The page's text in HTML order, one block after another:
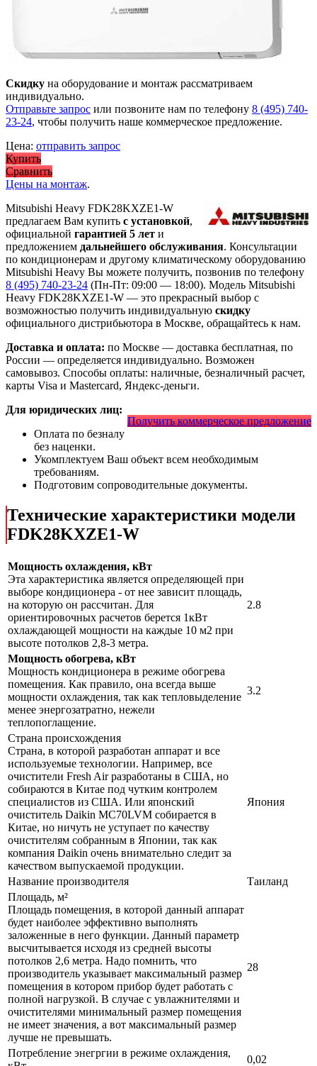
Скидку на оборудование и монтаж рассматриваем
индивидуально.
Отправьте запрос или позвоните нам по телефону 8 (495) 740-
23-24, чтобы получить наше коммерческое предложение.
Цена: отправить запрос
Купить
Сравнить
Цены на монтаж.
Mitsubishi Heavy FDK28KXZE1-W
предлагаем Вам купить с установкой,
официальной гарантией 5 лет и
предложением дальнейшего обслуживания. Консультации
по кондиционерам и другому климатическому оборудованию
Mitsubishi Heavy Вы можете получить, позвонив по телефону
8 (495) 740-23-24 (Пн-Пт: 09:00 — 18:00). Модель Mitsubishi
Heavy FDK28KXZE1-W — это прекрасный выбор с
возможностью получить индивидуальную скидку
официального дистрибьютора в Москве, обращайтесь к нам.
Доставка и оплата: по Москве — доставка бесплатная, по
России — определяется индивидуально. Возможен
самовывоз. Способы оплаты: наличные, безналичный расчет,
карты Visa и Mastercard, Яндекс-деньги.
Получить коммерческое предложение
Для юридических лиц:
Оплата по безналу
без наценки.
Укомплектуем Ваш объект всем необходимым
требованиям.
Подготовим сопроводительные документы.
Технические характеристики модели
FDK28KXZE1-W
Мощность охлаждения, кВт
Эта характеристика является определяющей при
выборе кондиционера - от нее зависит площадь,
на которую он рассчитан. Для
ориентировочных расчетов берется 1кВт
охлаждающей мощности на каждые 10 м2 при
высоте потолков 2,8-3 метра.
2.8
Мощность обогрева, кВт
Мощность кондиционера в режиме обогрева
помещения. Как правило, она всегда выше
мощности охлаждения, так как тепловыделение
менее энергозатратно, нежели
теплопоглащение.
3.2
Страна происхождения
Страна, в которой разработан аппарат и все
используемые технологии. Например, все
очистители Fresh Air разработаны в США, но
собираются в Китае под чутким контролем
специалистов из США. Или японский
очиститель Daikin MC70LVM собирается в
Китае, но ничуть не уступает по качеству
очистителям собранным в Японии, так как
компания Daikin очень внимательно следит за
качеством выпускаемой продукции.
Япония
Название производителя
Таиланд
Площадь, м²
Площадь помещения, в которой данный аппарат
будет наиболее эффективно выполнять
заложенные в него функции. Данный параметр
высчитывается исходя из средней высоты
потолков 2,6 метра. Надо помнить, что
производитель указывает максимальный размер
помещения в котором прибор будет работать с
полной нагрузкой. В случае с увлажнителями и
очистителями минимальный размер помещения
не имеет значения, а вот максимальный размер
лучше не превышать.
28
Потребление энегргии в режиме охлаждения,
0,02